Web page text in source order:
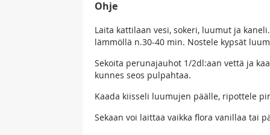
Ohje
Laita kattilaan vesi, sokeri, luumut ja
lämmöllä n.30-40 min. Nostele kypsät
Sekoita perunajauhot 1/2dl:aan vettä ja
kunnes seos pulpahtaa.
Kaada kiisseli luumujen päälle, ripottele
Sekaan voi laittaa vaikka flora vanillaa tai